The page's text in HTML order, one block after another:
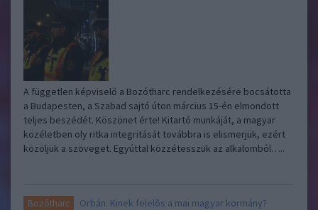
A független képviselő a Bozótharc rendelkezésére bocsátotta
a Budapesten, a Szabad sajtó úton március 15-én elmondott
teljes beszédét. Köszönet érte! Kitartó munkáját, a magyar
közéletben oly ritka integritását továbbra is elismerjük, ezért
közöljük a szöveget. Egyúttal közzétesszük az alkalomból…..
Bozótharc Orbán: Kinek felelõs a mai magyar kormány?